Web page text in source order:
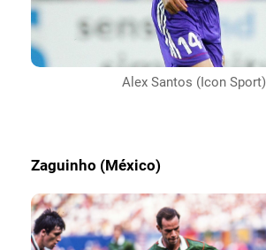
Alex Santos (Icon Sport)
Zaguinho (México)